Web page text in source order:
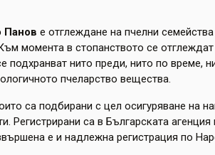
Панов е отглеждане на пчелни
момента в стопанството се
подхранват нито преди, нито по време,
пчеларство вещества.
са подбирани с цел осигуряване на
Регистрирани са в Българската
е и надлежна регистрация по